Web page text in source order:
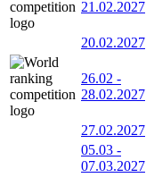
21.02.2027
20.02.2027
26.02 -
28.02.2027
27.02.2027
05.03 -
07.03.2027